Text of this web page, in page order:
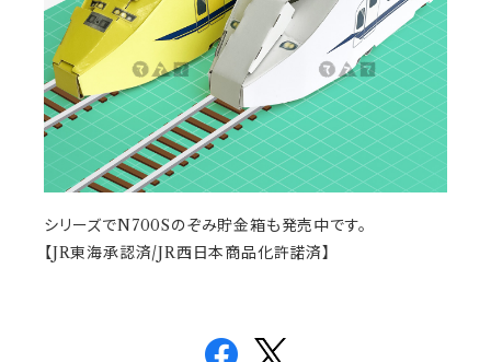
シリーズでN700Sのぞみ貯金箱も発売中です。
【JR東海承認済/JR西日本商品化許諾済】